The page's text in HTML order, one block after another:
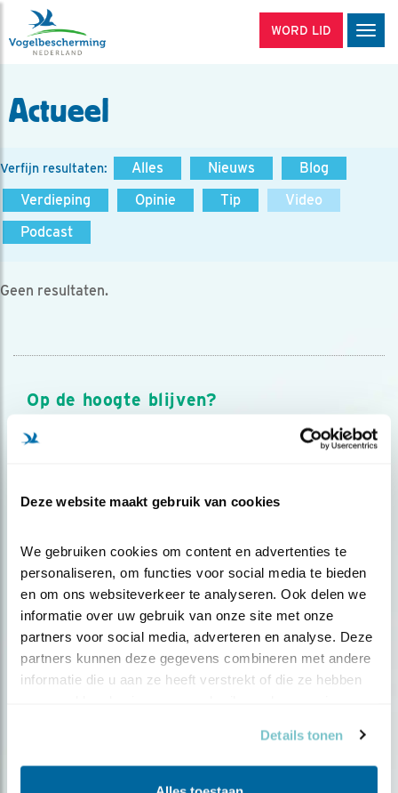
Deze website maakt gebruik van cookies
We gebruiken cookies om content en advertenties te
personaliseren, om functies voor social media te bieden
en om ons websiteverkeer te analyseren. Ook delen we
informatie over uw gebruik van onze site met onze
partners voor social media, adverteren en analyse. Deze
partners kunnen deze gegevens combineren met andere
informatie die u aan ze heeft verstrekt of die ze hebben
Details tonen
WORD LID
Actueel
Verfijn resultaten: Alles Nieuws
Blog
Verdieping
Opinie Tip
Video
Podcast
Geen resultaten.
Op de hoogte blijven?
Meld je aan en ontvang nieuws, inspiratie, acties en tips
over vogels en activiteiten van Vogelbescherming.